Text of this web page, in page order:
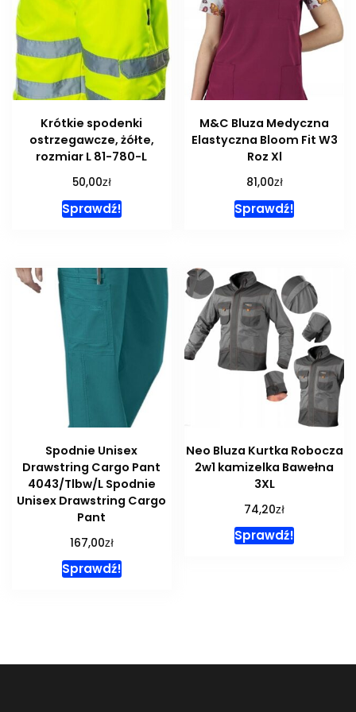
Krótkie spodenki
ostrzegawcze, żółte,
rozmiar L 81-780-L
50,00zł
Sprawdź!
M&C Bluza Medyczna
Elastyczna Bloom Fit W3
Roz Xl
81,00zł
Sprawdź!
Spodnie Unisex
Drawstring Cargo Pant
4043/Tlbw/L Spodnie
Unisex Drawstring Cargo
Pant
167,00zł
Sprawdź!
Neo Bluza Kurtka Robocza
2w1 kamizelka Bawełna
3XL
74,20zł
Sprawdź!